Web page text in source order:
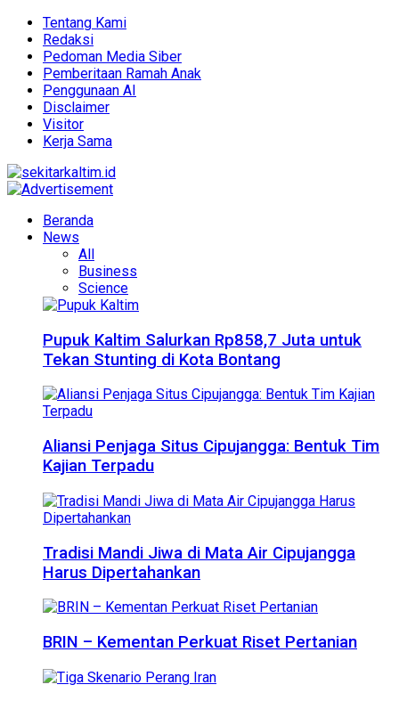
Tentang Kami
Redaksi
Pedoman Media Siber
Pemberitaan Ramah Anak
Penggunaan AI
Disclaimer
Visitor
Kerja Sama
Beranda
News
All
Business
Science
Pupuk Kaltim Salurkan Rp858,7 Juta untuk
Tekan Stunting di Kota Bontang
Aliansi Penjaga Situs Cipujangga: Bentuk Tim
Kajian Terpadu
Tradisi Mandi Jiwa di Mata Air Cipujangga
Harus Dipertahankan
BRIN – Kementan Perkuat Riset Pertanian